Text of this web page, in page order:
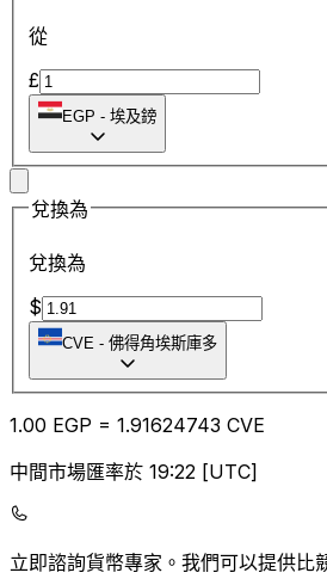
從
£
EGP - 埃及鎊
兌換為
兌換為
$
CVE - 佛得角埃斯庫多
1.00 EGP = 1.91624743 CVE
中間市場匯率於 19:22 [UTC]
立即諮詢貨幣專家。 我們可以提供比